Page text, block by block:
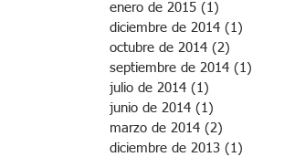
enero de 2015 (1)
diciembre de 2014 (1)
octubre de 2014 (2)
septiembre de 2014 (1)
julio de 2014 (1)
junio de 2014 (1)
marzo de 2014 (2)
diciembre de 2013 (1)